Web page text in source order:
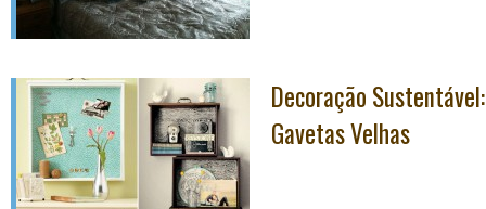
Decoração
Gavetas Velhas